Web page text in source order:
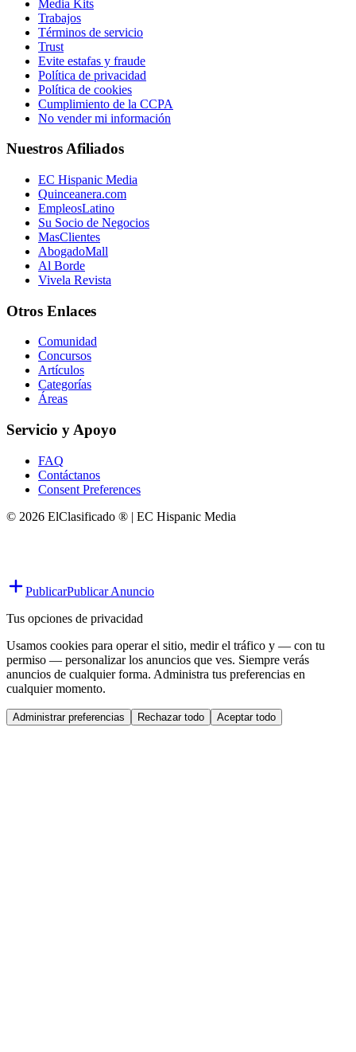
Media Kits
Trabajos
Términos de servicio
Trust
Evite estafas y fraude
Política de privacidad
Política de cookies
Cumplimiento de la CCPA
No vender mi información
Nuestros Afiliados
EC Hispanic Media
Quinceanera.com
EmpleosLatino
Su Socio de Negocios
MasClientes
AbogadoMall
Al Borde
Vivela Revista
Otros Enlaces
Comunidad
Concursos
Artículos
Categorías
Áreas
Servicio y Apoyo
FAQ
Contáctanos
Consent Preferences
© 2026 ElClasificado ® | EC Hispanic Media
PublicarPublicar Anuncio
Tus opciones de privacidad
Usamos cookies para operar el sitio, medir el tráfico y — con tu
permiso — personalizar los anuncios que ves. Siempre verás
anuncios de cualquier forma. Administra tus preferencias en
cualquier momento.
Administrar preferencias Rechazar todo Aceptar todo